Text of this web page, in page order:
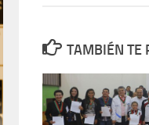
TAMBIÉN TE